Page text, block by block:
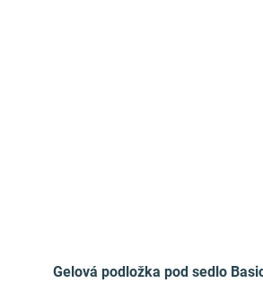
Gelová podložka pod sedlo